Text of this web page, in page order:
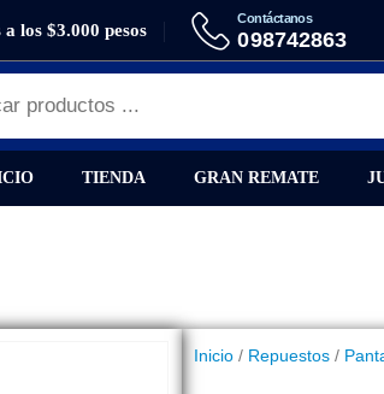
los $3.000 pesos
Contáctanos
098742863
TIENDA GRAN REMATE
CELULARES NOTE 9 PRO 4G / NOTE 9S / NOTE
Inicio/ Repuestos/